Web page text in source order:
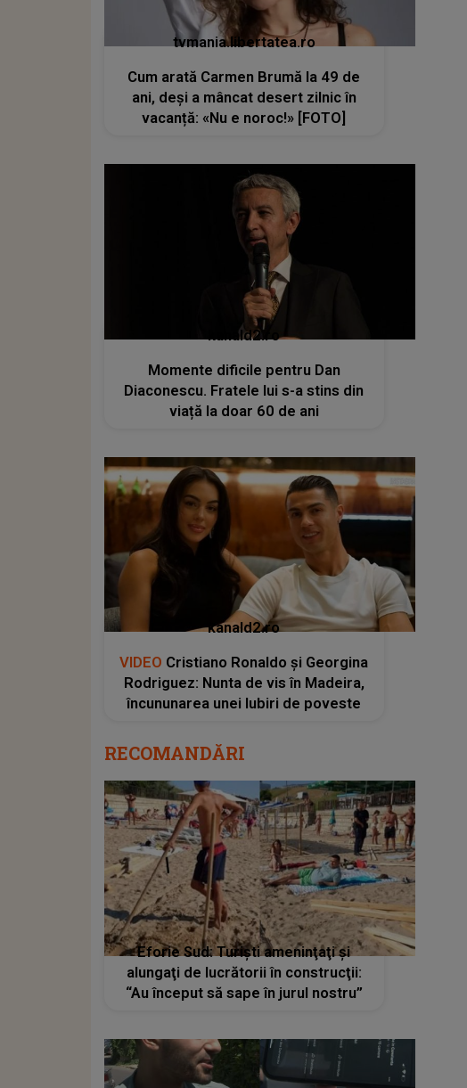
tvmania.libertatea.ro
Cum arată Carmen Brumă la 49 de
ani, deși a mâncat desert zilnic în
vacanță: «Nu e noroc!» [FOTO]
kanald2.ro
Momente dificile pentru Dan
Diaconescu. Fratele lui s-a stins din
viață la doar 60 de ani
kanald2.ro
VIDEO Cristiano Ronaldo și Georgina
Rodriguez: Nunta de vis în Madeira,
încununarea unei Iubiri de poveste
RECOMANDĂRI
Eforie Sud: Turişti ameninţaţi şi
alungaţi de lucrătorii în construcţii:
“Au început să sape în jurul nostru”